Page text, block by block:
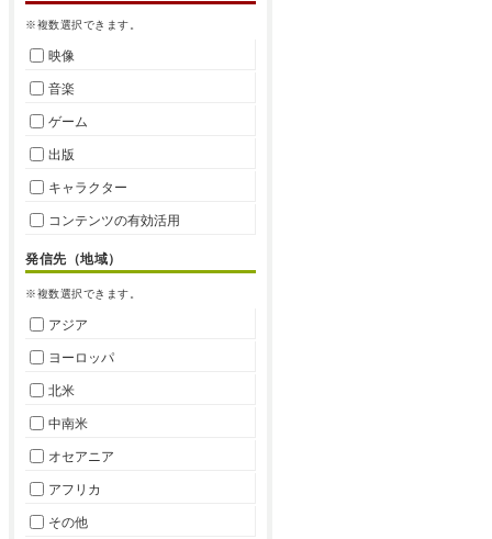
※複数選択できます。
映像
音楽
ゲーム
出版
キャラクター
コンテンツの有効活用
発信先（地域）
※複数選択できます。
アジア
ヨーロッパ
北米
中南米
オセアニア
アフリカ
その他